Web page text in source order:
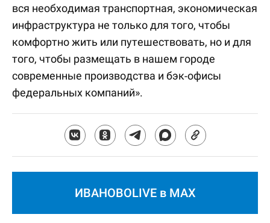
вся необходимая транспортная, экономическая
инфраструктура не только для того, чтобы
комфортно жить или путешествовать, но и для
того, чтобы размещать в нашем городе
современные производства и бэк-офисы
федеральных компаний».
ИВАНОВОLIVE в MAX